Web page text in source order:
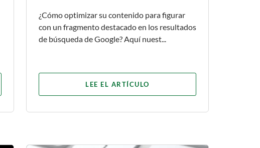
¿Cómo optimizar su contenido para figurar
con un fragmento destacado en los resultados
de búsqueda de Google? Aquí nuest...
LEE EL ARTÍCULO